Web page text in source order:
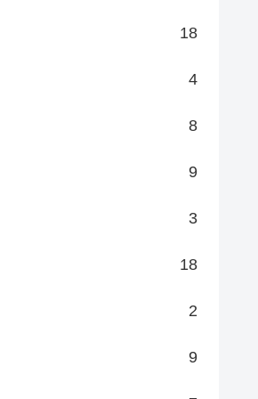
18
4
8
9
3
18
2
9